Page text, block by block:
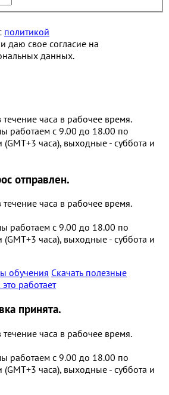
политикой
и даю свое согласие на
данных.
часа в рабочее время.
работаем с 9.00 до 18.00 по
часа), выходные - суббота и
отправлен.
часа в рабочее время.
работаем с 9.00 до 18.00 по
часа), выходные - суббота и
обучения Скачать полезные
это работает
принята.
часа в рабочее время.
работаем с 9.00 до 18.00 по
часа), выходные - суббота и